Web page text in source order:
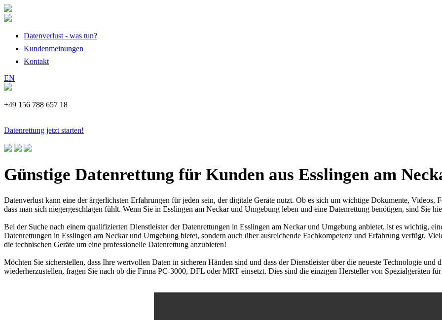
Datenverlust - was tun?
Kundenmeinungen
Kontakt
EN
+49 156 788 657 18
Datenrettung jetzt starten!
Günstige Datenrettung für Kunden aus Esslingen am
Datenverlust kann eine der ärgerlichsten Erfahrungen für jeden sein, der digitale Geräte nutzt. Ob es sich um wichtige Dokumente,
dass man sich niegergeschlagen fühlt. Wenn Sie in Esslingen am Neckar und Umgebung leben und eine Datenrettung benötigen, sind Sie
Bei der Suche nach einem qualifizierten Dienstleister der Datenrettungen in Esslingen am Neckar und Umgebung anbietet, ist es wichtig,
Datenrettungen in Esslingen am Neckar und Umgebung bietet, sondern auch über ausreichende Fachkompetenz und Erfahrung verfügt.
die technischen Geräte um eine professionelle Datenrettung anzubieten!
Möchten Sie sicherstellen, dass Ihre wertvollen Daten in sicheren Händen sind und dass der Dienstleister über die neueste Technologie
wiederherzustellen, fragen Sie nach ob die Firma PC-3000, DFL oder MRT einsetzt. Dies sind die einzigen Hersteller von Spezialgeräten